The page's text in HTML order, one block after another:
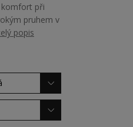
komfort při
pruhem v
popis